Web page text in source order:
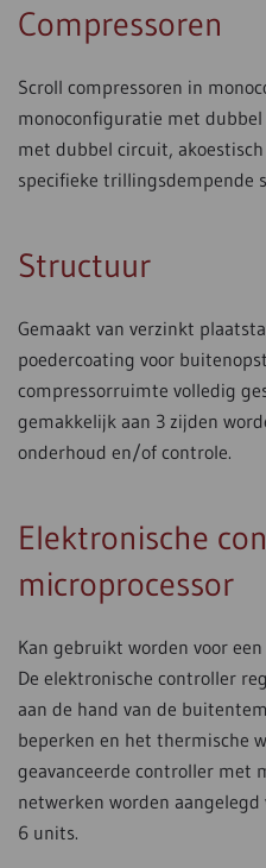
Compressoren
Scroll compressoren in
monoconfiguratie met
met dubbel circuit,
specifieke trillingsdempende
Structuur
Gemaakt van verzinkt
poedercoating voor
compressorruimte volledig
gemakkelijk aan 3 zijden
onderhoud en/of controle.
Elektronische
microprocessor
Kan gebruikt worden voor
De elektronische controller
aan de hand van de
beperken en het thermische
geavanceerde controller met
netwerken worden
6 units.